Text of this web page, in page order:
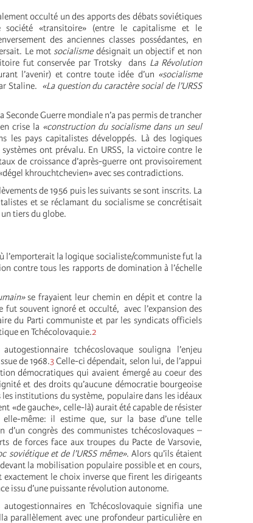
occulté un des apports des débats soviétiques
société «transitoire» (entre le capitalisme et le
des anciennes classes possédantes, en
Le mot socialismedésignait un objectif et non
fut conservée par Trotsky dans La Révolution
l’avenir) et contre toute idée d’un «socialisme
Staline. «La question du caractère social de l’URSS
Guerre mondiale n’a pas permis de trancher
crise la «construction du socialisme dans un seul
les pays capitalistes développés. Là des logiques
ont prévalu. En URSS, la victoire contre le
de croissance d’après-guerre ont provisoirement
khrouchtchevien» avec ses contradictions.
de 1956 puis les suivants se sont inscrits. La
et se réclamant du socialisme se concrétisait
tiers du globe.
l’emporterait la logique socialiste/communiste fut la
contre tous les rapports de domination à l’échelle
se frayaient leur chemin en dépit et contre la
fut souvent ignoré et occulté, avec l’expansion des
du Parti communiste et par les syndicats officiels
en Tchécolovaquie.2
tchécoslovaque souligna l’enjeu
de 1968.3Celle-ci dépendait, selon lui, de l’appui
démocratiques qui avaient émergé au coeur des
et des droits qu’aucune démocratie bourgeoise
institutions du système, populaire dans les idéaux
«de gauche», celle-là) aurait été capable de résister
elle-même: il estime que, sur la base d’une telle
congrès des communistes tchécoslovaques –
de forces face aux troupes du Pacte de Varsovie,
soviétique et de l’URSS même». Alors qu’ils étaient
la mobilisation populaire possible et en cours,
exactement le choix inverse que firent les dirigeants
issu d’une puissante révolution autonome.
en Tchécoslovaquie signifia une
parallèlement avec une profondeur particulière en